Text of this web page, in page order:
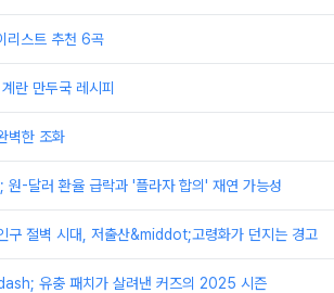
리스트 추천 6곡
란 만두국 레시피
벽한 조화
-달러 환율 급락과 '플라자 합의' 재연 가능성
구 절벽 시대, 저출산&middot;고령화가 던지는 경고
유충 패치가 살려낸 커즈의 2025 시즌